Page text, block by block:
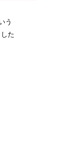
う
た